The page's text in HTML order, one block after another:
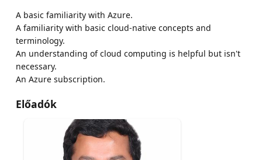
A basic familiarity with Azure.
A familiarity with basic cloud-native concepts and
terminology.
An understanding of cloud computing is helpful but isn't
necessary.
An Azure subscription.
Előadók